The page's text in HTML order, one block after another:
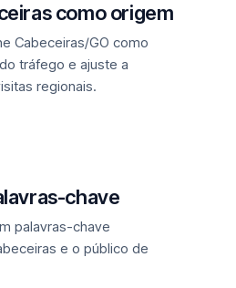
como origem
Cabeceiras/GO como
tráfego e ajuste a
regionais.
chave
palavras-chave
e o público de